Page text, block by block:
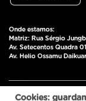
Onde estamos:
Matriz: Rua Sérgio
Av. Setecentos Quadra
Av. Helio Ossamu
Pulz Comércio
Cookies: